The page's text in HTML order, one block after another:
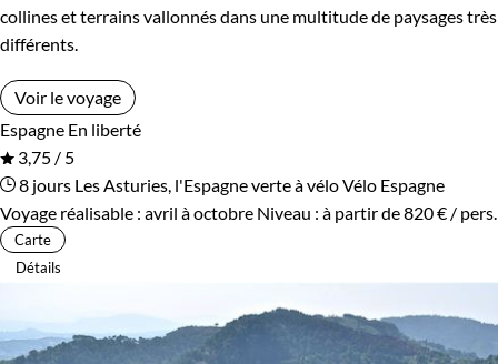
collines et terrains vallonnés dans une multitude de paysages très
différents.
Voir le voyage
Espagne En liberté
3,75 / 5
8 jours Les Asturies, l'Espagne verte à véloVélo Espagne
Voyage réalisable : avril à octobre Niveau : à partir de820 € / pers.
Carte
Détails